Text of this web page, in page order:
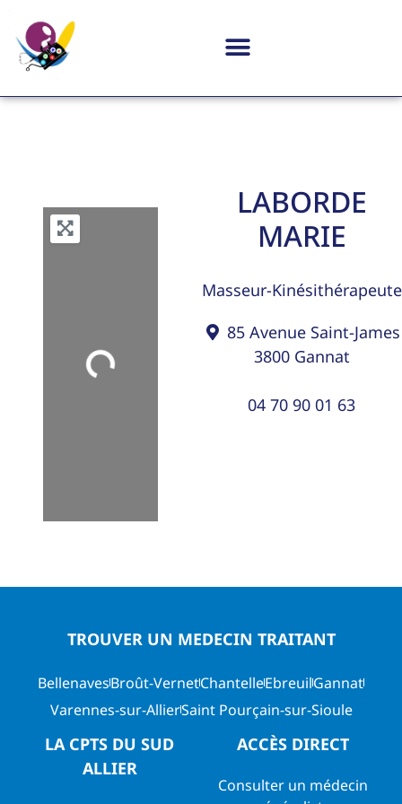
Loading...
LABORDE
MARIE
Masseur-Kinésithérapeute
85 Avenue Saint-James
3800 Gannat
04 70 90 01 63
TROUVER UN MEDECIN TRAITANT
BellenavesBroût-VernetChantelleEbreuilGannat
Varennes-sur-AllierSaint Pourçain-sur-Sioule
LA CPTS DU SUD
ALLIER
ACCÈS DIRECT
Consulter un médecin